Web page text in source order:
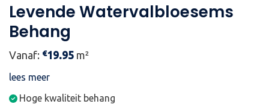
Levende Watervalbloesems
Behang
Vanaf: €19.95 m²
lees meer
Hoge kwaliteit behang